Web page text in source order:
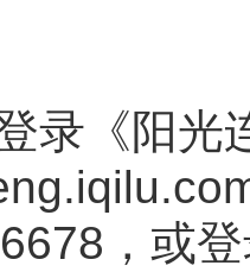
录《阳光
，或